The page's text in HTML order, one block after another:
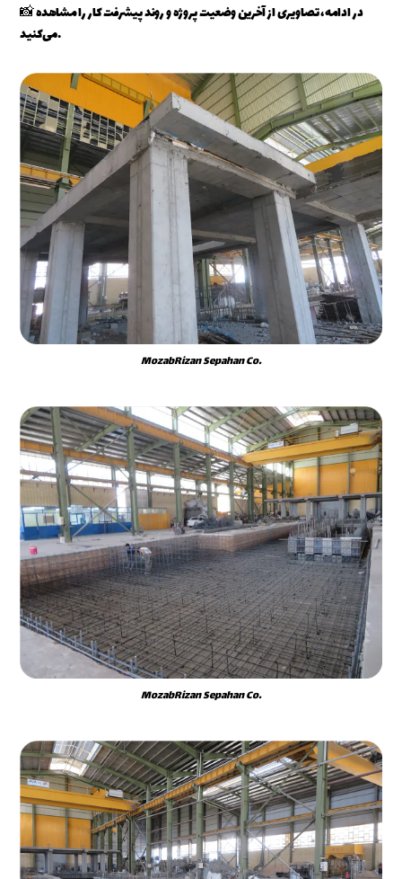
📸 در ادامه، تصاویری از آخرین وضعیت پروژه و روند پیشرفت کار را مشاهده
می‌کنید.
MozabRizan Sepahan Co.
MozabRizan Sepahan Co.